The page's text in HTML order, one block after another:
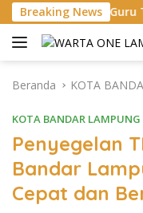
Langsung
ke
konten
Breaking News
Guru Terima
Beranda KOTA
KOTA BANDAR LAMPUNG
Penyegelan
Bandar
Cepat dan